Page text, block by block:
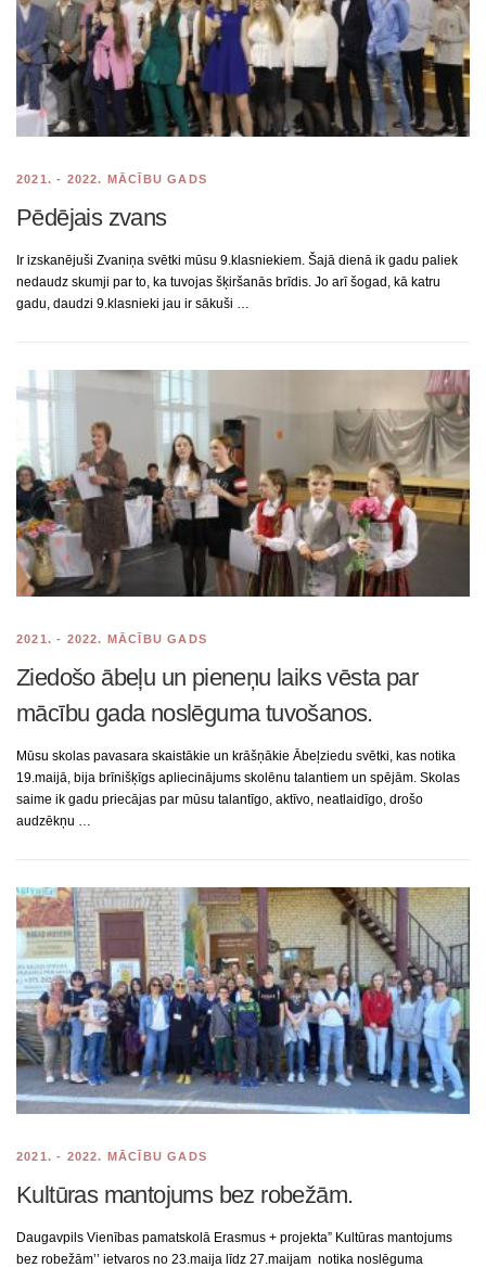
2021. - 2022. MĀCĪBU GADS
Pēdējais zvans
Ir izskanējuši Zvaniņa svētki mūsu 9.klasniekiem. Šajā dienā ik gadu paliek
nedaudz skumji par to, ka tuvojas šķiršanās brīdis. Jo arī šogad, kā katru
gadu, daudzi 9.klasnieki jau ir sākuši …
2021. - 2022. MĀCĪBU GADS
Ziedošo ābeļu un pieneņu laiks vēsta par
mācību gada noslēguma tuvošanos.
Mūsu skolas pavasara skaistākie un krāšņākie Ābeļziedu svētki, kas notika
19.maijā, bija brīnišķīgs apliecinājums skolēnu talantiem un spējām. Skolas
saime ik gadu priecājas par mūsu talantīgo, aktīvo, neatlaidīgo, drošo
audzēkņu …
2021. - 2022. MĀCĪBU GADS
Kultūras mantojums bez robežām.
Daugavpils Vienības pamatskolā Erasmus + projekta” Kultūras mantojums
bez robežām’’ ietvaros no 23.maija līdz 27.maijam notika noslēguma